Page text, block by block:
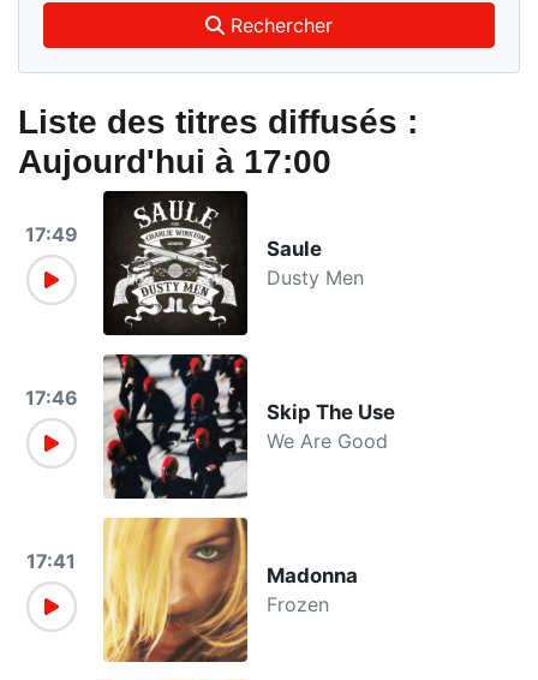
Rechercher
Liste des titres diffusés :
Aujourd'hui à 17:00
17:49
Saule
Dusty Men
17:46
Skip The Use
We Are Good
17:41
Madonna
Frozen